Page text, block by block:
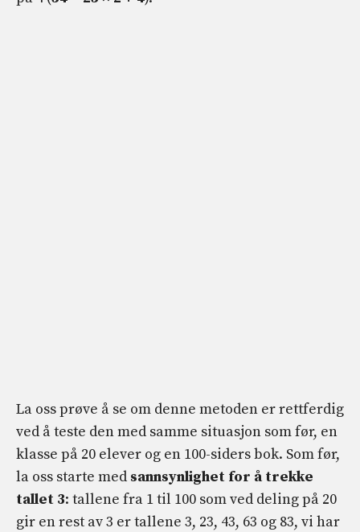
La oss prøve å se om denne metoden er rettferdig
ved å teste den med samme situasjon som før, en
klasse på 20 elever og en 100-siders bok. Som før,
la oss starte med sannsynlighet for å trekke
tallet 3: tallene fra 1 til 100 som ved deling på 20
gir en rest av 3 er tallene 3, 23, 43, 63 og 83, vi har